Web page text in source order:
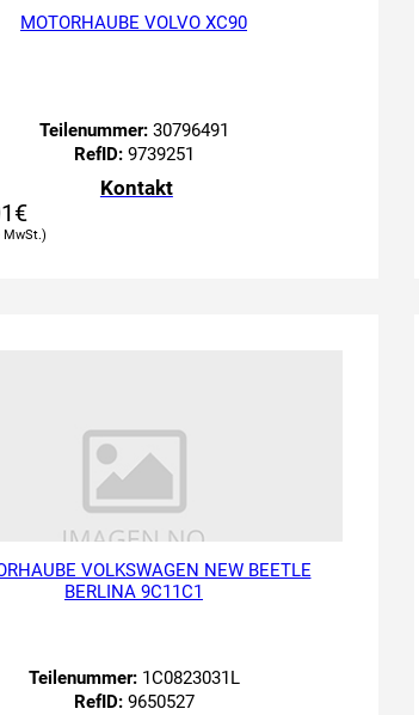
MOTORHAUBE VOLVO XC90
Teilenummer:30796491
RefID:9739251
Kontakt
€
VOLKSWAGEN NEW BEETLE
BERLINA 9C11C1
Teilenummer:1C0823031L
RefID:9650527